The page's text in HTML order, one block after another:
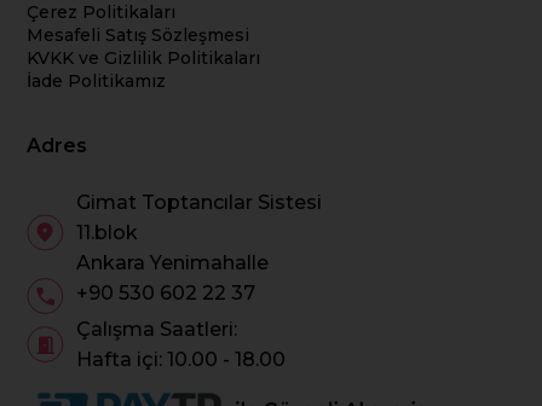
Çerez Politikaları
Mesafeli Satış Sözleşmesi
KVKK ve Gizlilik Politikaları
İade Politikamız
Adres
Gimat Toptancılar Sistesi
11.blok
Ankara Yenimahalle
+90 530 602 22 37
Çalışma Saatleri:
Hafta içi: 10.00 - 18.00